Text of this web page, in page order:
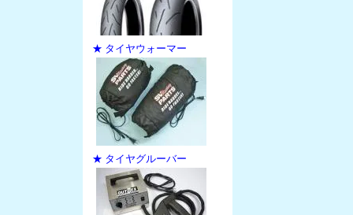
★ タイヤウォーマー
★ タイヤグルーバー